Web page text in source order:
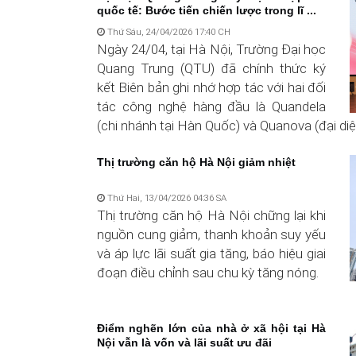
quốc tế: Bước tiến chiến lược trong lĩ ...
Thứ Sáu, 24/04/2026 17:40 CH
Ngày 24/04, tại Hà Nội, Trường Đại học
Quang Trung (QTU) đã chính thức ký
kết Biên bản ghi nhớ hợp tác với hai đối
tác công nghệ hàng đầu là Quandela
(chi nhánh tại Hàn Quốc) và Quanova (đại
Thị trường căn hộ Hà Nội giảm nhiệt
Thứ Hai, 13/04/2026 04:36 SA
Thị trường căn hộ Hà Nội chững lại khi
nguồn cung giảm, thanh khoản suy yếu
và áp lực lãi suất gia tăng, báo hiệu giai
đoạn điều chỉnh sau chu kỳ tăng nóng.
Điểm nghẽn lớn của nhà ở xã hội tại Hà
Nội vẫn là vốn và lãi suất ưu đãi